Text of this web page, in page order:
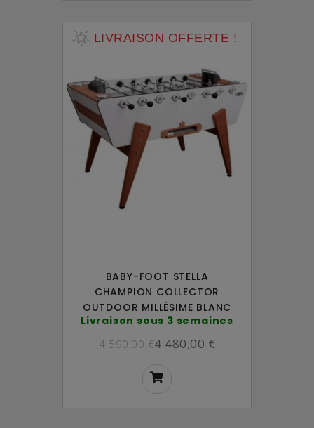
LIVRAISON OFFERTE !
BABY-FOOT STELLA
CHAMPION COLLECTOR
OUTDOOR MILLÉSIME BLANC
Livraison sous 3 semaines
4 590,00 €4 480,00 €